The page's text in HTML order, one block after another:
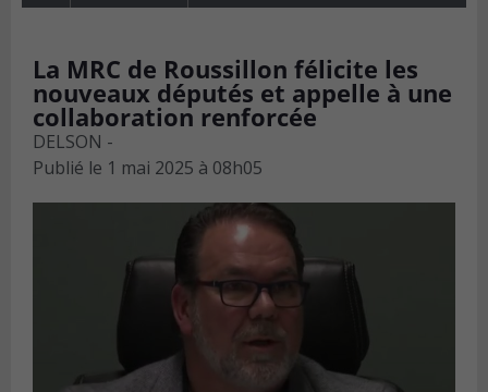
La MRC de Roussillon félicite les
nouveaux députés et appelle à une
collaboration renforcée
DELSON -
Publié le 1 mai 2025 à 08h05